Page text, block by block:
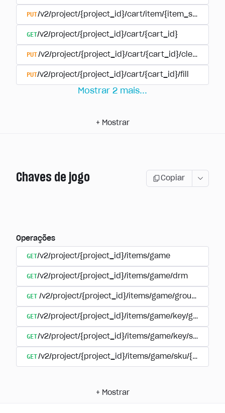
PUT/v2/project/{project_id}/cart/item/{item_sku}
GET/v2/project/{project_id}/cart/{cart_id}
PUT/v2/project/{project_id}/cart/{cart_id}/clear
PUT/v2/project/{project_id}/cart/{cart_id}/fill
Mostrar 2 mais...
+ Mostrar
Chaves de jogo Copiar
Operações
GET/v2/project/{project_id}/items/game
GET/v2/project/{project_id}/items/game/drm
GET /v2/project/{project_id}/items/game/group/
GET/v2/project/{project_id}/items/game/key/group/
GET/v2/project/{project_id}/items/game/key/sku/
GET/v2/project/{project_id}/items/game/sku/
+ Mostrar